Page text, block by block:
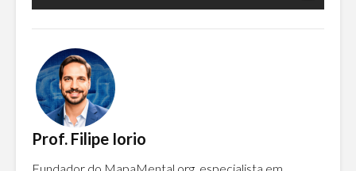
Prof. Filipe Iorio